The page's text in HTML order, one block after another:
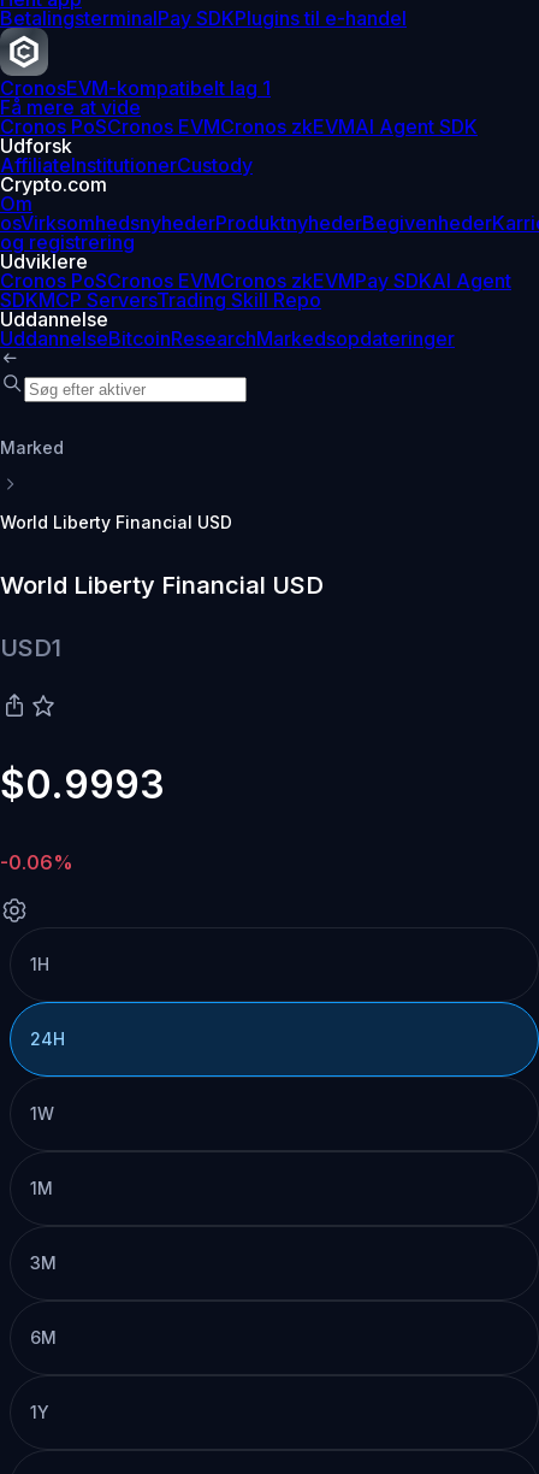
BetalingsterminalPay SDKPlugins til e-handel
CronosEVM-kompatibelt lag 1
Få mere at vide
Cronos PoSCronos EVMCronos zkEVMAI Agent SDK
Udforsk
AffiliateInstitutionerCustody
Crypto.com
Om
osVirksomhedsnyhederProduktnyhederBegivenheder
og registrering
Udviklere
Cronos PoSCronos EVMCronos zkEVMPay SDKAI Agent
SDKMCP ServersTrading Skill Repo
Uddannelse
UddannelseBitcoinResearchMarkedsopdateringer
Marked
World Liberty Financial USD
World Liberty Financial USD
USD1
$0.9993
-0.06%
1H
24H
1W
1M
3M
6M
1Y